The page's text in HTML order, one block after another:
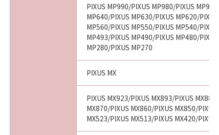
PIXUS MP990/PIXUS MP980/PIXUS
MP640/PIXUS MP630/PIXUS MP620/
MP560/PIXUS MP550/PIXUS MP540/
MP493/PIXUS MP490/PIXUS MP480/
MP280/PIXUS MP270
PIXUS MX
PIXUS MX923/PIXUS MX893/PIXUS
MX870/PIXUS MX860/PIXUS MX850/
MX523/PIXUS MX513/PIXUS MX420/